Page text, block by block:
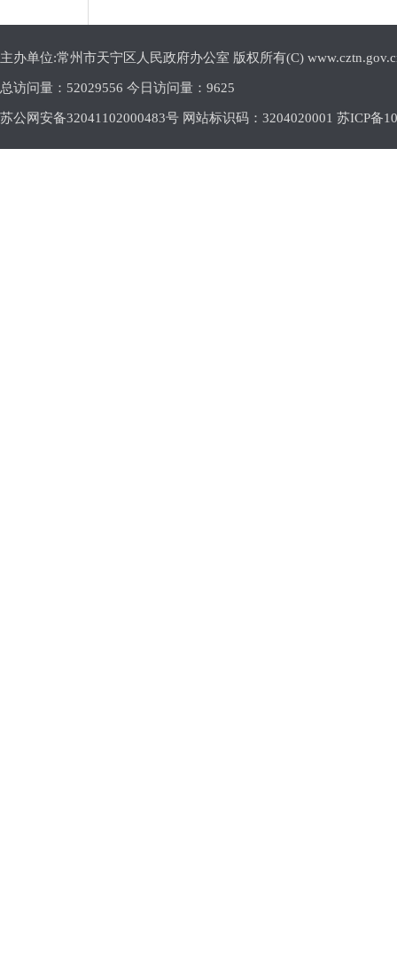
主办单位:常州市天宁区人民政府办公室 版权所有(C)
总访问量： 52029556 今日访问量： 9625
苏公网安备32041102000483号 网站标识码：3204020001 苏ICP备